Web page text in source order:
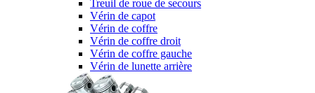
Treuil de roue de secours
Vérin de capot
Vérin de coffre
Vérin de coffre droit
Vérin de coffre gauche
Vérin de lunette arrière